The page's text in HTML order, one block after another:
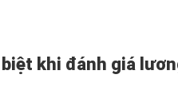
khi đánh giá